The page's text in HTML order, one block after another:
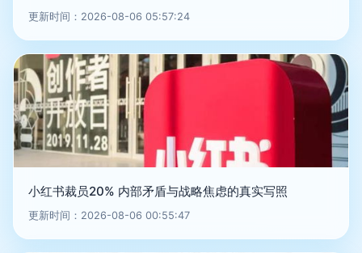
更新时间：2026-08-06 05:57:24
小红书裁员20% 内部矛盾与战略焦虑的真实写照
更新时间：2026-08-06 00:55:47